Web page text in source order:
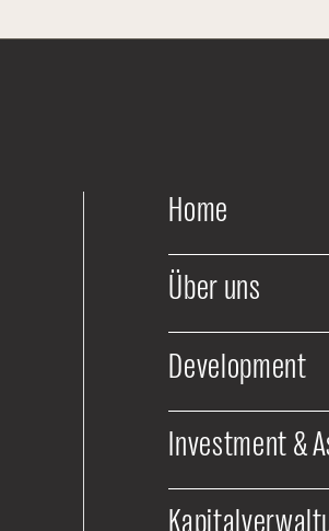
Home
Über uns
Development
Investment &